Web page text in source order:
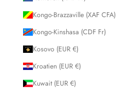
Kongo-Brazzaville (XAF CFA)
Kongo-Kinshasa (CDF Fr)
Kosovo (EUR €)
Kroatien (EUR €)
Kuwait (EUR €)